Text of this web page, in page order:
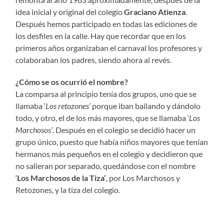
idea inicial y original del colegioGraciano Atienza.
Después hemos participado en todas las ediciones de
los desfiles en la calle. Hay que recordar que en los
primeros años organizaban el carnaval los profesores y
colaboraban los padres, siendo ahora al revés.
¿Cómo se os ocurrió el nombre?
La comparsa al principio tenía dos grupos, uno que se
llamaba ‘Los retozones’porque iban bailando y dándolo
todo, y otro, el de los más mayores, que se llamaba ‘Los
Marchosos’. Después en el colegio se decidió hacer un
grupo único, puesto que había niños mayores que tenían
hermanos más pequeños en el colegio y decidieron que
no salieran por separado, quedándose con el nombre
‘Los Marchosos de la Tiza’, por Los Marchosos y
Retozones, y la tiza del colegio.